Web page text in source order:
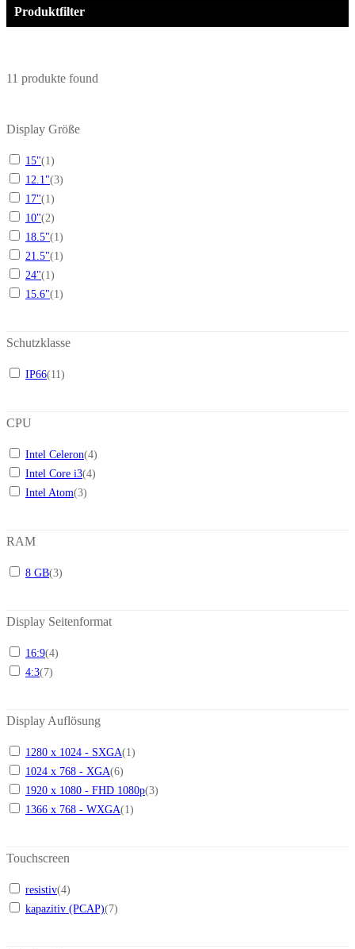
Produktfilter
11 produkte found
Display Größe
15"(1)
12.1"(3)
17"(1)
10"(2)
18.5"(1)
21.5"(1)
24"(1)
15.6"(1)
Schutzklasse
IP66(11)
CPU
Intel Celeron(4)
Intel Core i3(4)
Intel Atom(3)
RAM
8 GB(3)
Display Seitenformat
16:9(4)
4:3(7)
Display Auflösung
1280 x 1024 - SXGA(1)
1024 x 768 - XGA(6)
1920 x 1080 - FHD 1080p(3)
1366 x 768 - WXGA(1)
Touchscreen
resistiv(4)
kapazitiv (PCAP)(7)